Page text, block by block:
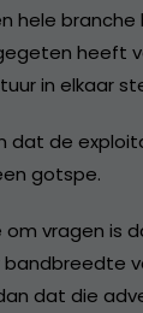
hele branche
heeft
in elkaar
dat de
gotspe.
om vragen is
dat die